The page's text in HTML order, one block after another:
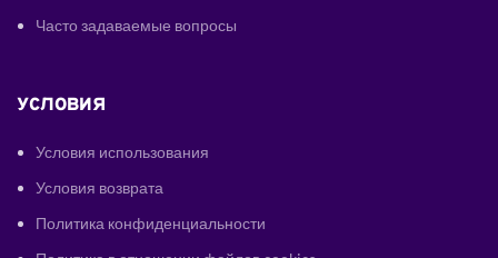
Часто задаваемые вопросы
УСЛОВИЯ
Условия использования
Условия возврата
Политика конфиденциальности